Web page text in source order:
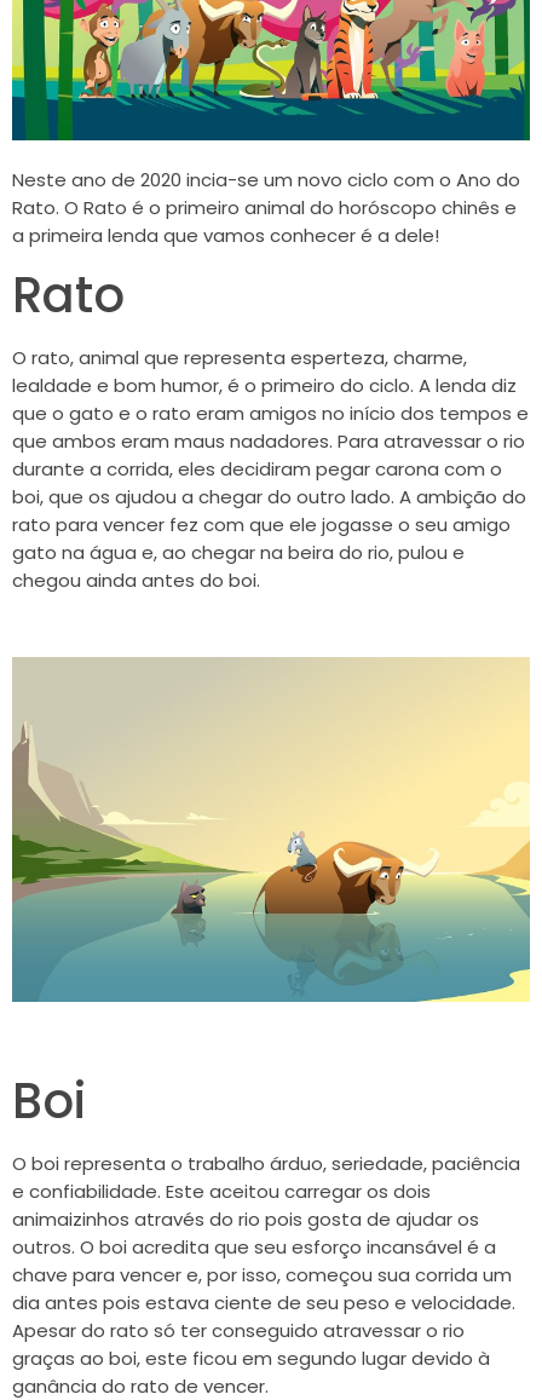
Neste ano de 2020 incia-se um novo ciclo com o Ano do
Rato. O Rato é o primeiro animal do horóscopo chinês e
a primeira lenda que vamos conhecer é a dele!
Rato
O rato, animal que representa esperteza, charme,
lealdade e bom humor, é o primeiro do ciclo. A lenda diz
que o gato e o rato eram amigos no início dos tempos e
que ambos eram maus nadadores. Para atravessar o rio
durante a corrida, eles decidiram pegar carona com o
boi, que os ajudou a chegar do outro lado. A ambição do
rato para vencer fez com que ele jogasse o seu amigo
gato na água e, ao chegar na beira do rio, pulou e
chegou ainda antes do boi.
Boi
O boi representa o trabalho árduo, seriedade, paciência
e confiabilidade. Este aceitou carregar os dois
animaizinhos através do rio pois gosta de ajudar os
outros. O boi acredita que seu esforço incansável é a
chave para vencer e, por isso, começou sua corrida um
dia antes pois estava ciente de seu peso e velocidade.
Apesar do rato só ter conseguido atravessar o rio
graças ao boi, este ficou em segundo lugar devido à
ganância do rato de vencer.